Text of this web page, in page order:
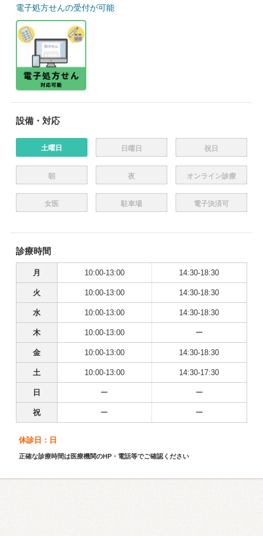
電子処方せんの受付が可能
設備・対応
土曜日 日曜日 祝日
朝 夜 オンライン診療
女医 駐車場 電子決済可
診療時間
月 10:00-13:00 14:30-18:30
火 10:00-13:00 14:30-18:30
水 10:00-13:00 14:30-18:30
木 10:00-13:00 ー
金 10:00-13:00 14:30-18:30
土 10:00-13:00 14:30-17:30
日 ー ー
祝 ー ー
休診日：日
正確な診療時間は医療機関のHP・電話等でご確認ください